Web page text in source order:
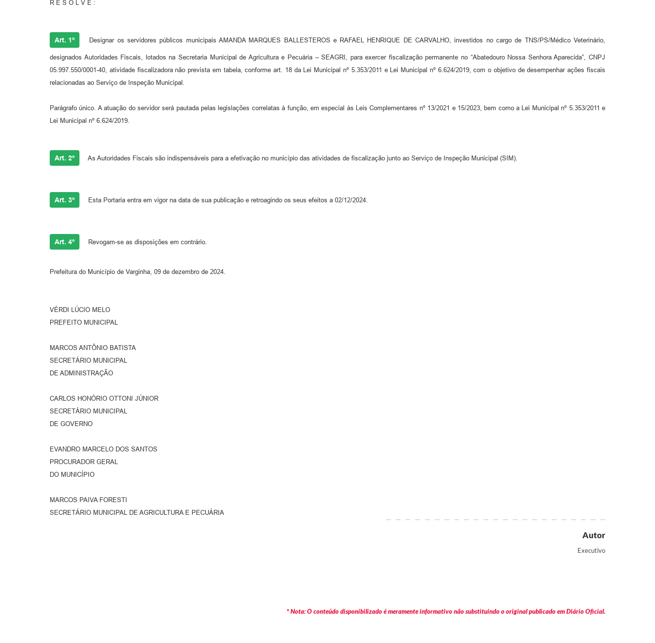
R E S O L V E :
Art. 1º Designar os servidores públicos municipais AMANDA MARQUES BALLESTEROS e RAFAEL HENRIQUE DE CARVALHO, investidos no cargo de TNS/PS/Médico Veterinário,
designados Autoridades Fiscais, lotados na Secretaria Municipal de Agricultura e Pecuária – SEAGRI, para exercer fiscalização permanente no “Abatedouro Nossa Senhora Aparecida”, CNPJ
05.997.550/0001-40, atividade fiscalizadora não prevista em tabela, conforme art. 18 da Lei Municipal nº 5.353/2011 e Lei Municipal nº 6.624/2019, com o objetivo de desempenhar ações fiscais
relacionadas ao Serviço de Inspeção Municipal.
Parágrafo único. A atuação do servidor será pautada pelas legislações correlatas à função, em especial às Leis Complementares nº 13/2021 e 15/2023, bem como a Lei Municipal nº 5.353/2011 e
Lei Municipal nº 6.624/2019.
Art. 2º As Autoridades Fiscais são indispensáveis para a efetivação no município das atividades de fiscalização junto ao Serviço de Inspeção Municipal (SIM).
Art. 3º Esta Portaria entra em vigor na data de sua publicação e retroagindo os seus efeitos a 02/12/2024.
Art. 4º Revogam-se as disposições em contrário.
Prefeitura do Município de Varginha, 09 de dezembro de 2024.
VÉRDI LÚCIO MELO
PREFEITO MUNICIPAL
MARCOS ANTÔNIO BATISTA
SECRETÁRIO MUNICIPAL
DE ADMINISTRAÇÃO
CARLOS HONÓRIO OTTONI JÚNIOR
SECRETÁRIO MUNICIPAL
DE GOVERNO
EVANDRO MARCELO DOS SANTOS
PROCURADOR GERAL
DO MUNICÍPIO
MARCOS PAIVA FORESTI
SECRETÁRIO MUNICIPAL DE AGRICULTURA E PECUÁRIA
Autor
Executivo
* Nota: O conteúdo disponibilizado é meramente informativo não substituindo o original publicado em Diário Oficial.